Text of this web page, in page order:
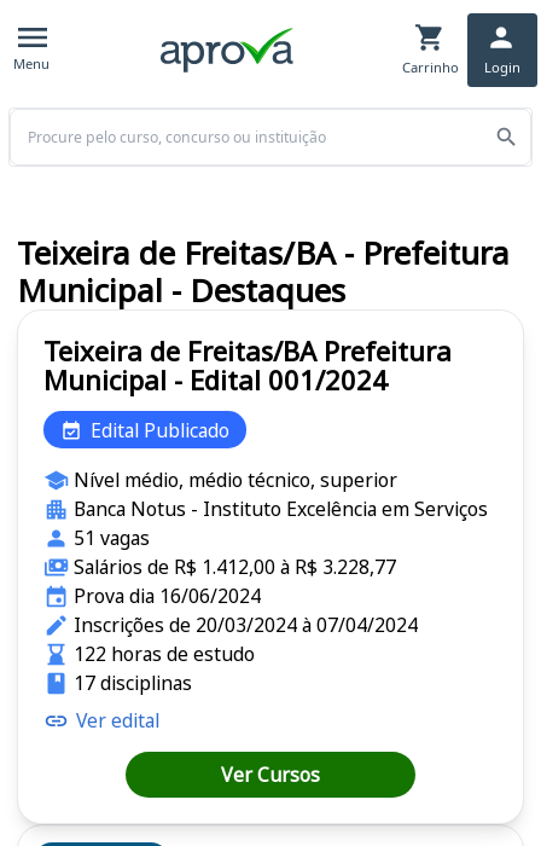
Menu Carrinho Login
Buscar
Teixeira de Freitas/BA Prefeitura
Municipal - Edital 001/2024
Edital Publicado
Nível médio, médio técnico, superior
Banca Notus - Instituto Excelência em Serviços
51 vagas
Salários de R$ 1.412,00 à R$ 3.228,77
Prova dia 16/06/2024
Inscrições de 20/03/2024 à 07/04/2024
122 horas de estudo
17 disciplinas
Ver edital
Ver Cursos
Teixeira de Freitas/BA - Prefeitura
Municipal - Destaques